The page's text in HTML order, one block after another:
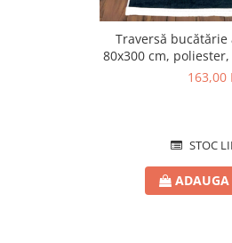
Traversă
80x300 cm, poliester,
Time
163,00
STOC
ADAUGA